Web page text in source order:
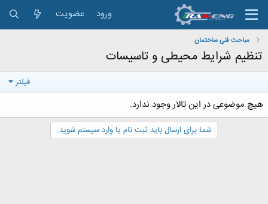
ورود عضویت
مباحث فنی ساختمان
تنظیم شرایط محیطی و تاسیسات
فیلتر
هیچ موضوعی در این تالار وجود ندارد.
شما برای ارسال باید ثبت نام یا وارد سیستم شوید.